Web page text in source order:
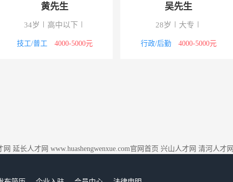
黄先生
34岁 高中以下
技工/普工 4000-5000元
吴先生
28岁 大专
行政/后勤 4000-5000元
网 延长人才网 www.huashengwenxue.com官网首页 兴山人才网 清河人才网